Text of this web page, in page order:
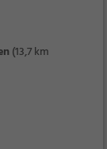
(13,7 km